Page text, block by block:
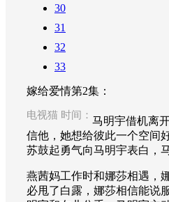
30
31
32
33
嫁给爱情第2集：
电视猫 时间： 马明宇借机离
信他，她想给彼此一个空间
苏鼓起勇气向马明宇表白，
燕茜妈工作时和娜莎相遇，
必甩了白露，娜莎相信能说